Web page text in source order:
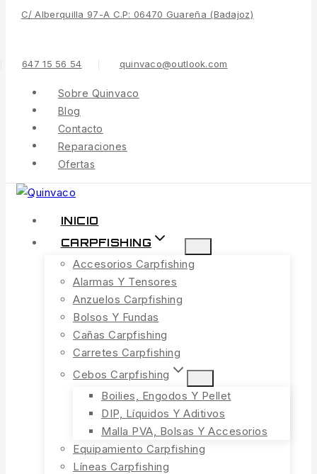
Contenido
C/ Alberquilla 97-A C.P: 06470 Guareña (Badajoz)
647 15 56 54 quinvaco@outlook.com
Sobre Quinvaco
Blog
Contacto
Reparaciones
Ofertas
INICIO
CARPFISHING
Accesorios Carpfishing
Alarmas Y Tensores
Anzuelos Carpfishing
Bolsos Y Fundas
Cañas Carpfishing
Carretes Carpfishing
Cebos Carpfishing
Boilies, Engodos Y Pellet
DIP, Líquidos Y Aditivos
Malla PVA, Bolsas Y Accesorios
Equipamiento Carpfishing
Líneas Carpfishing